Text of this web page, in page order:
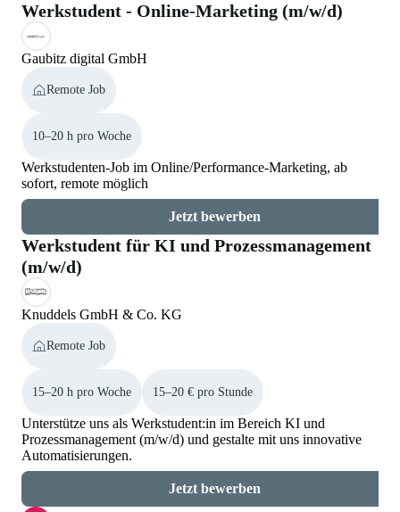
Werkstudent - Online-Marketing (m/w/d)
Gaubitz digital GmbH
Remote Job
10–20 h pro Woche
Werkstudenten-Job im Online/Performance-Marketing, ab
sofort, remote möglich
Jetzt bewerben
Werkstudent für KI und Prozessmanagement
(m/w/d)
Knuddels GmbH & Co. KG
Remote Job
15–20 h pro Woche 15–20 € pro Stunde
Unterstütze uns als Werkstudent:in im Bereich KI und
Prozessmanagement (m/w/d) und gestalte mit uns innovative
Automatisierungen.
Jetzt bewerben